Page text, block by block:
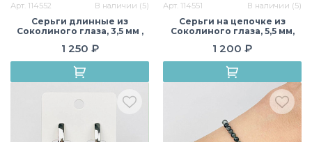
Арт. 114552 В наличии (5)
Серьги длинные из
Соколиного глаза, 3,5 мм ,
Африка
1 250 ₽
Арт. 114551 В наличии (5)
Серьги на цепочке из
Соколиного глаза, 5,5 мм,
1 200 ₽